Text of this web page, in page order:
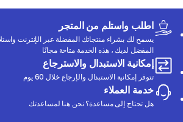
اطلب واستلم من المتجر
يسمح لك بشراء منتجاتك المفضلة عبر الإنترنت
المفضل لديك ، هذه الخدمة متاحة مجانًا
إمكانية الاستبدال والاسترجاع
تتوفر إمكانية الاستبدال والإرجاع خلال 60 يوم
خدمة العملاء
هل تحتاج إلى مساعدة؟ نحن هنا لمساعدتك